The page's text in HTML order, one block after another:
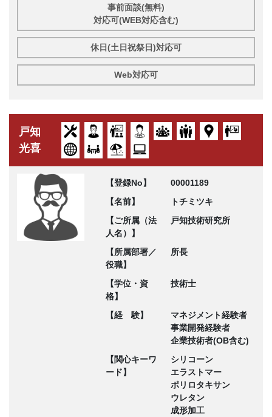
事前面談(無料)
対応可(WEB対応含む)
休日(土日祝祭日)対応可
Web対応可
戸知
光喜
【登録No】
00001189
【名前】
トチミツキ
【ご所属（法
人名）】
戸知技術研究所
【所属部署／
役職】
所長
【学位・資
格】
技術士
【経 験】
マネジメント経験者
事業開発経験者
企業技術者(OB含む)
【関心キーワ
ード】
シリコーン
エラストマー
ポリロタキサン
ウレタン
成形加工